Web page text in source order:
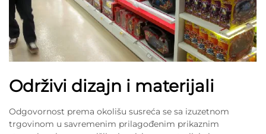
Održivi dizajn i materijali
Odgovornost prema okolišu susreća se sa izuzetnom
trgovinom u savremenim prilagođenim prikaznim